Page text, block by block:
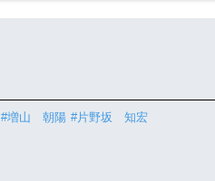
#増山 朝陽 #片野坂 知宏